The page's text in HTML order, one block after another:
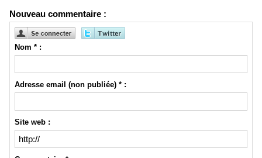
Geography - Global
Forecast and Analysis to
2020 - Reportlinker
Review
Zhang
Nouveau commentaire :
Nom * :
Adresse email (non publiée) * :
Site web :